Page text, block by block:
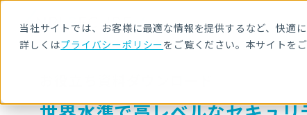
当社サイトでは、お客様に最適な情報を提供するなど、快適
詳しくはプライバシーポリシーをご覧ください。本サイトを